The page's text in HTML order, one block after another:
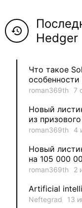
Neftegrad 5
Evgeniy 3
aleksandr-es
Jevick 1
history
Hedger
Что такое
roman369th 7
Новый
из
roman369th 4
Новый
на 105 000
roman369th 2
Artificial
Neftegrad 13